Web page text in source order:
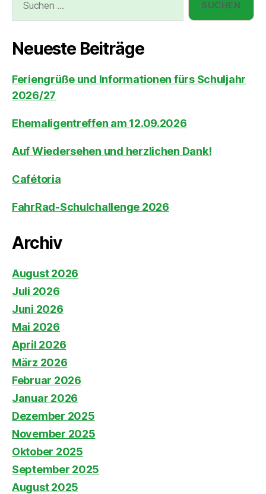
Neueste Beiträge
Feriengrüße und Informationen fürs Schuljahr
2026/27
Ehemaligentreffen am 12.09.2026
Auf Wiedersehen und herzlichen Dank!
Cafétoria
FahrRad-Schulchallenge 2026
Archiv
August 2026
Juli 2026
Juni 2026
Mai 2026
April 2026
März 2026
Februar 2026
Januar 2026
Dezember 2025
November 2025
Oktober 2025
September 2025
August 2025